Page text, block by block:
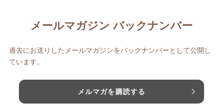
メールマガジン バックナンバー
過去にお送りしたメールマガジンをバックナンバーとして公開し
ています。
メルマガを購読する